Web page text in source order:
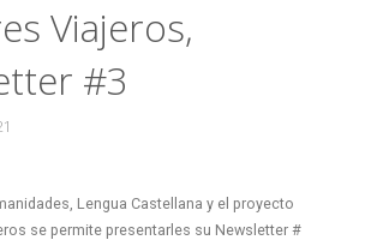
Viajeros,
#3
Lengua Castellana y el proyecto
se permite presentarles su Newsletter #